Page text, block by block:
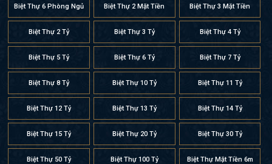
Biệt Thự 6 Phòng Ngủ Biệt Thự 2 Mặt Tiền Biệt Thự 3 Mặt Tiền
Biệt Thự 2 Tỷ Biệt Thự 3 Tỷ Biệt Thự 4 Tỷ
Biệt Thự 5 Tỷ Biệt Thự 6 Tỷ Biệt Thự 7 Tỷ
Biệt Thự 8 Tỷ Biệt Thự 10 Tỷ Biệt Thự 11 Tỷ
Biệt Thự 12 Tỷ Biệt Thự 13 Tỷ Biệt Thự 14 Tỷ
Biệt Thự 15 Tỷ Biệt Thự 20 Tỷ Biệt Thự 30 Tỷ
Biệt Thự 50 Tỷ Biệt Thự 100 Tỷ Biệt Thự Mặt Tiền 6m